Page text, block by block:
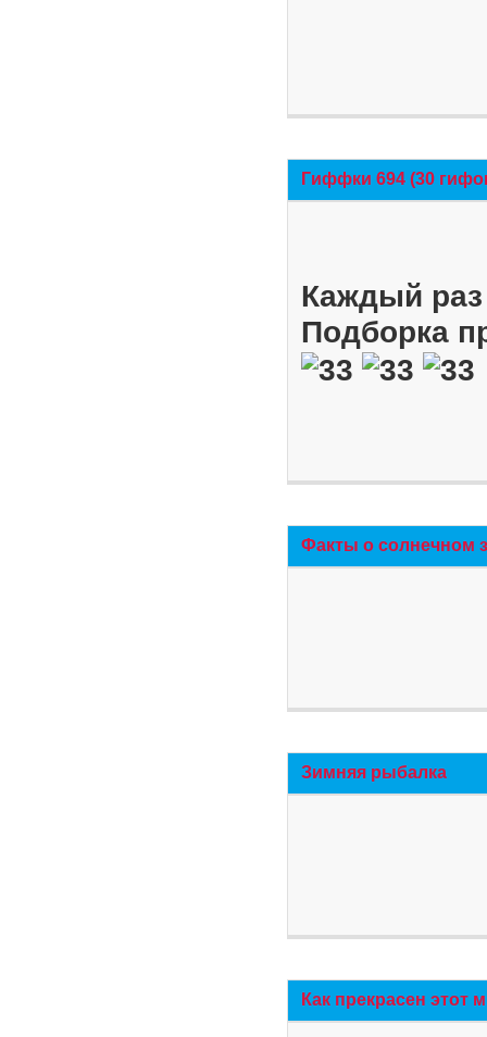
Гиффки 694 (30
Каждый
Подборка
Факты о солнечном
Зимняя рыбалка
Как прекрасен этот